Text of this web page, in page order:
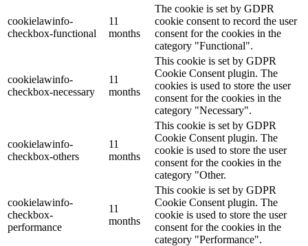
cookielawinfo-
checkbox-functional
11
months
The cookie is set by GDPR
cookie consent to record the user
consent for the cookies in the
category "Functional".
cookielawinfo-
checkbox-necessary
11
months
This cookie is set by GDPR
Cookie Consent plugin. The
cookies is used to store the user
consent for the cookies in the
category "Necessary".
cookielawinfo-
checkbox-others
11
months
This cookie is set by GDPR
Cookie Consent plugin. The
cookie is used to store the user
consent for the cookies in the
category "Other.
cookielawinfo-
checkbox-
performance
11
months
This cookie is set by GDPR
Cookie Consent plugin. The
cookie is used to store the user
consent for the cookies in the
category "Performance".